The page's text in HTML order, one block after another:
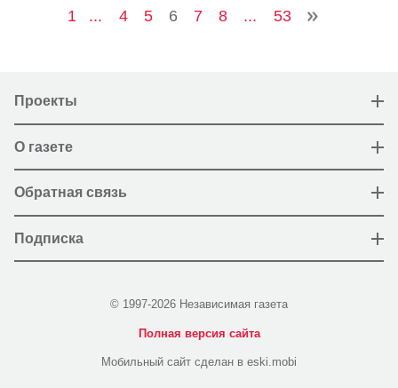
1 ... 4 5 6 7 8 ... 53
Проекты
О газете
Обратная связь
Подписка
© 1997-2026 Независимая газета
Полная версия сайта
Мобильный сайт сделан в eski.mobi